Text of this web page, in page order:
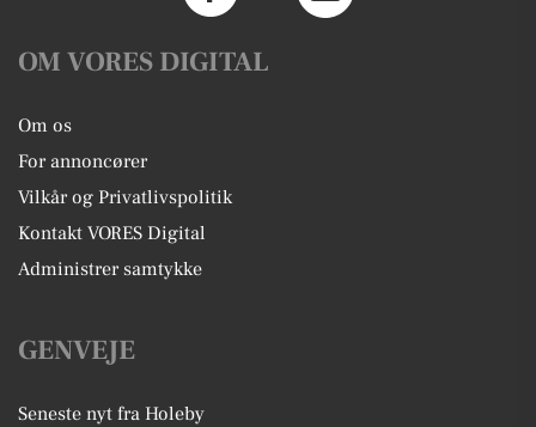
OM VORES DIGITAL
Om os
For annoncører
Vilkår og Privatlivspolitik
Kontakt VORES Digital
Administrer samtykke
GENVEJE
Seneste nyt fra Holeby